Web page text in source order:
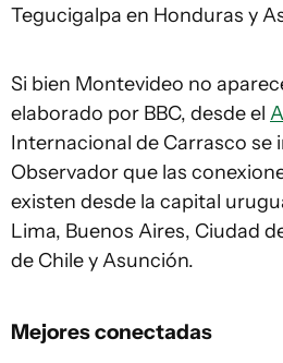
Tegucigalpa en Honduras y
Si bien Montevideo no
elaborado por BBC, desde el
Internacional de Carrasco se
Observador que las
existen desde la capital
Lima, Buenos Aires, Ciudad
de Chile y Asunción.
Mejores conectadas